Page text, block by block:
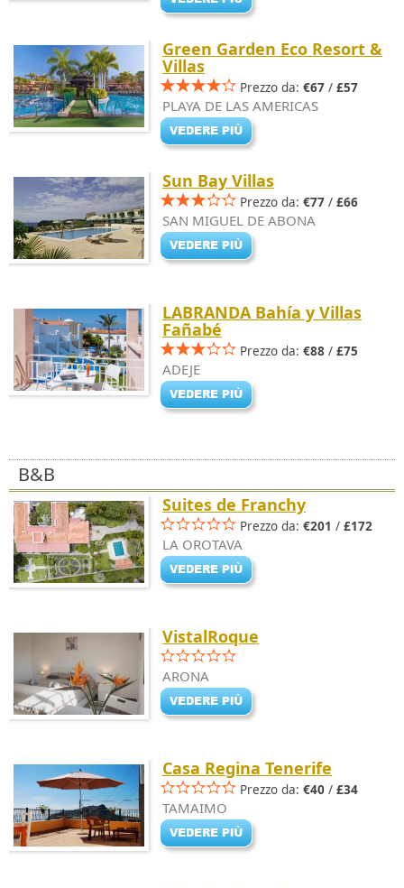
Green Garden Eco Resort &
Villas
Prezzo da: €67 / £57
PLAYA DE LAS AMERICAS
Sun Bay Villas
Prezzo da: €77 / £66
SAN MIGUEL DE ABONA
LABRANDA Bahía y Villas
Fañabé
Prezzo da: €88 / £75
ADEJE
B&B
Suites de Franchy
Prezzo da: €201 / £172
LA OROTAVA
VistalRoque
ARONA
Casa Regina Tenerife
Prezzo da: €40 / £34
TAMAIMO